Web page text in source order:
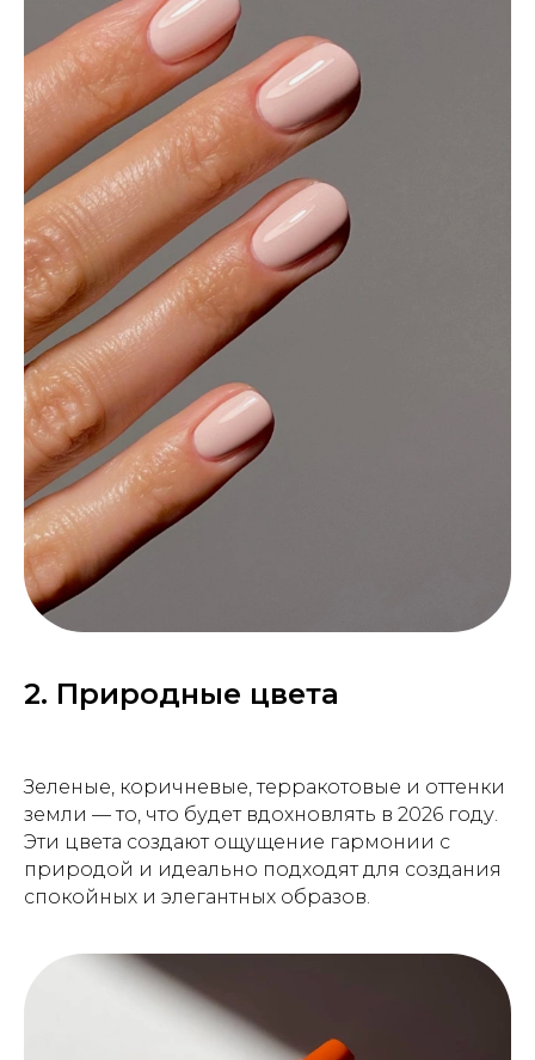
2. Природные цвета
Зеленые, коричневые, терракотовые и оттенки
земли — то, что будет вдохновлять в 2026 году.
Эти цвета создают ощущение гармонии с
природой и идеально подходят для создания
спокойных и элегантных образов.